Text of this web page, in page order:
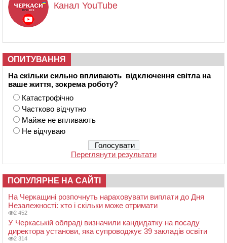
Канал YouTube
ОПИТУВАННЯ
На скільки сильно впливають відключення світла на
ваше життя, зокрема роботу?
Катастрофічно
Частково відчутно
Майже не впливають
Не відчуваю
Переглянути результати
ПОПУЛЯРНЕ НА САЙТІ
На Черкащині розпочнуть нараховувати виплати до Дня
Незалежності: хто і скільки може отримати
2 452
У Черкаській облраді визначили кандидатку на посаду
директора установи, яка супроводжує 39 закладів освіти
2 314